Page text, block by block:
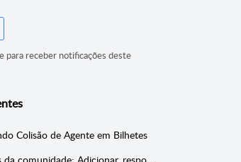
para receber notificações deste
Colisão de Agente em Bilhetes